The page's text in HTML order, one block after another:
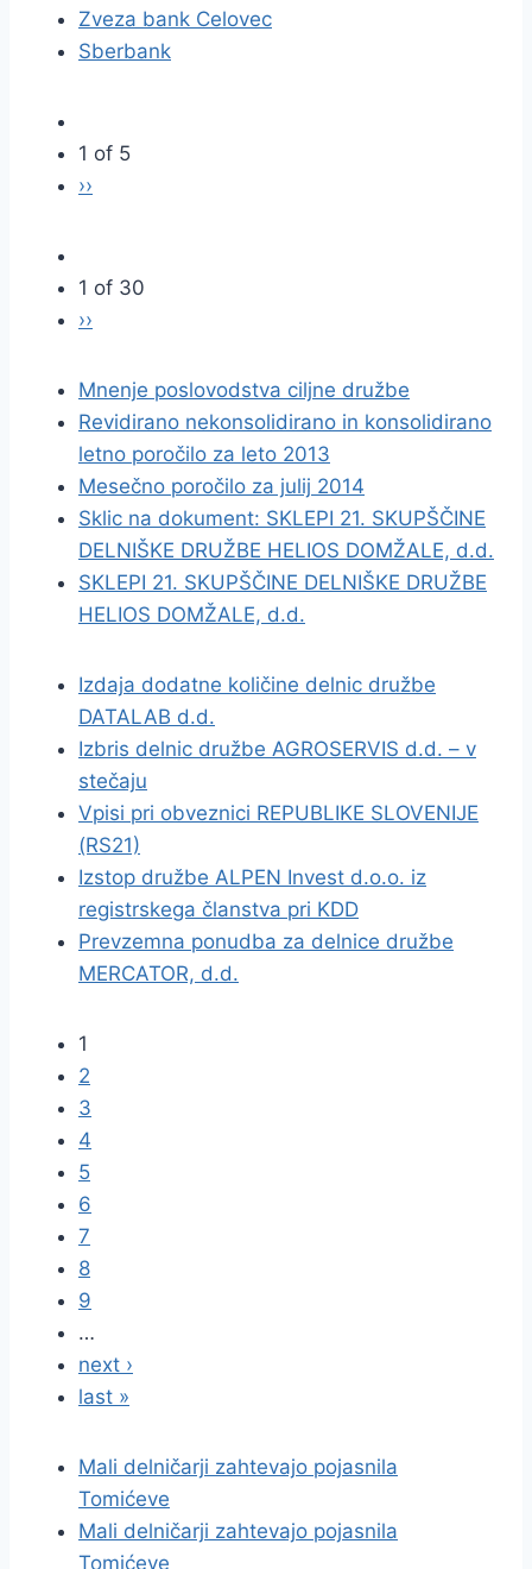
Zveza bank Celovec
Sberbank
1 of 5
››
1 of 30
››
Mnenje poslovodstva ciljne družbe
Revidirano nekonsolidirano in konsolidirano
letno poročilo za leto 2013
Mesečno poročilo za julij 2014
Sklic na dokument: SKLEPI 21. SKUPŠČINE
DELNIŠKE DRUŽBE HELIOS DOMŽALE, d.d.
SKLEPI 21. SKUPŠČINE DELNIŠKE DRUŽBE
HELIOS DOMŽALE, d.d.
Izdaja dodatne količine delnic družbe
DATALAB d.d.
Izbris delnic družbe AGROSERVIS d.d. – v
stečaju
Vpisi pri obveznici REPUBLIKE SLOVENIJE
(RS21)
Izstop družbe ALPEN Invest d.o.o. iz
registrskega članstva pri KDD
Prevzemna ponudba za delnice družbe
MERCATOR, d.d.
1
2
3
4
5
6
7
8
9
…
next ›
last »
Mali delničarji zahtevajo pojasnila
Tomićeve
Mali delničarji zahtevajo pojasnila
Tomićeve